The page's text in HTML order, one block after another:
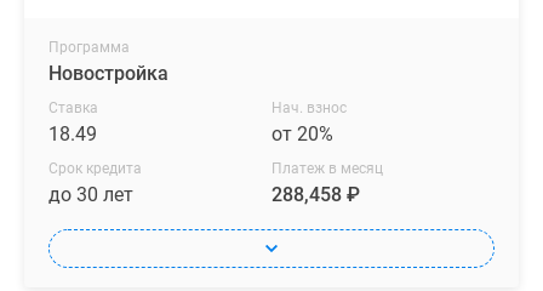
Программа
Новостройка
Ставка
18.49
Нач. взнос
от 20%
Срок кредита
до 30 лет
Платеж в месяц
288,458 ₽